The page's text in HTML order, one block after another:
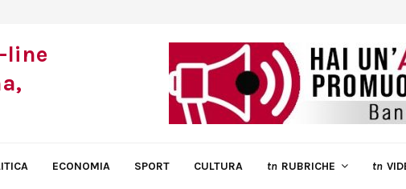
ECONOMIA SPORT CULTURA tn RUBRICHE tn